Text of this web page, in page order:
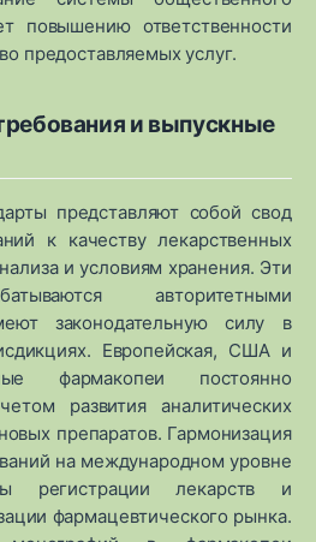
повышению ответственности
предоставляемых услуг.
и выпускные
представляют собой свод
к качеству лекарственных
и условиям хранения. Эти
авторитетными
законодательную силу в
Европейская, США и
фармакопеи постоянно
развития аналитических
препаратов. Гармонизация
на международном уровне
регистрации лекарств и
фармацевтического рынка.